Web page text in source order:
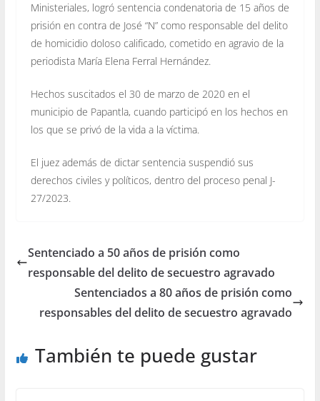
Ministeriales, logró sentencia condenatoria de 15 años de
prisión en contra de José “N” como responsable del delito
de homicidio doloso calificado, cometido en agravio de la
periodista María Elena Ferral Hernández.
Hechos suscitados el 30 de marzo de 2020 en el
municipio de Papantla, cuando participó en los hechos en
los que se privó de la vida a la víctima.
El juez además de dictar sentencia suspendió sus
derechos civiles y políticos, dentro del proceso penal J-
27/2023.
Sentenciado a 50 años de prisión como
responsable del delito de secuestro agravado
Sentenciados a 80 años de prisión como
responsables del delito de secuestro agravado
También te puede gustar